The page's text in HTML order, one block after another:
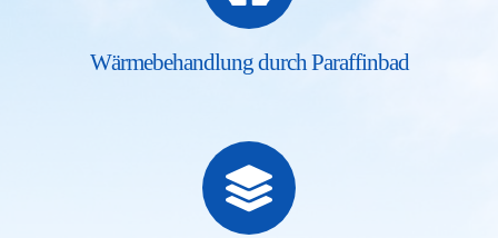
Wärmebehandlung durch Paraffinbad